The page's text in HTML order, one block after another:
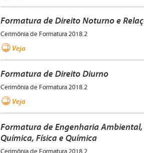
Formatura de Direito Noturno e
Cerimônia de Formatura 2018.2
Veja
Formatura de Direito Diurno
Cerimônia de Formatura 2018.2
Veja
Formatura de Engenharia
Química, Física e Química